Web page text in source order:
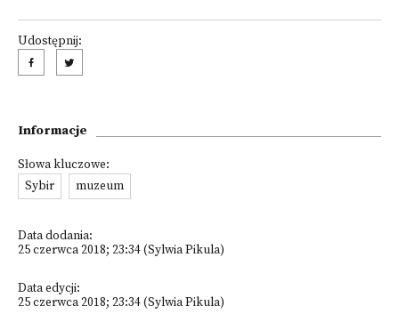
Udostępnij:
Informacje
Słowa kluczowe:
Sybir
muzeum
Data dodania:
25 czerwca 2018; 23:34 (Sylwia Pikula)
Data edycji:
25 czerwca 2018; 23:34 (Sylwia Pikula)